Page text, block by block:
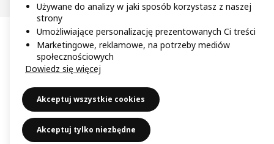
Używane do analizy w jaki sposób korzystasz z naszej
strony
Umożliwiające personalizację prezentowanych Ci treści
Marketingowe, reklamowe, na potrzeby mediów
społecznościowych
Dowiedz się więcej
Akceptuj wszystkie cookies
Akceptuj tylko niezbędne